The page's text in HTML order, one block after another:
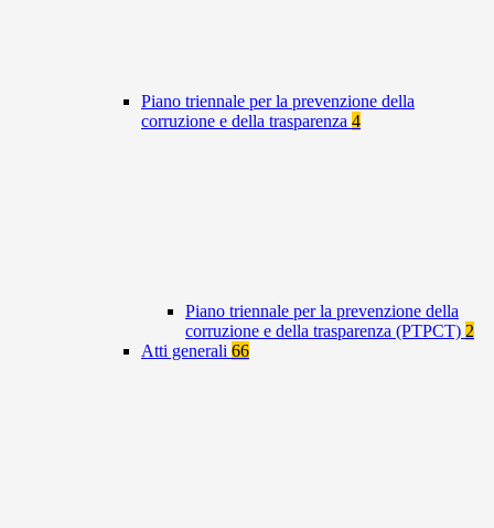
Piano triennale per la prevenzione della
corruzione e della trasparenza 4
Piano triennale per la prevenzione della
corruzione e della trasparenza (PTPCT) 2
Atti generali 66